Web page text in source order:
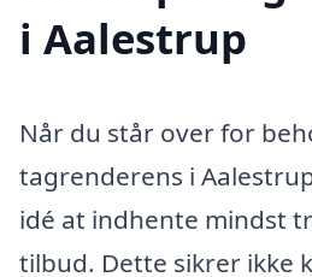
i Aalestrup
Når du står over for
tagrenderens i
idé at indhente mindst
tilbud. Dette sikrer ikke